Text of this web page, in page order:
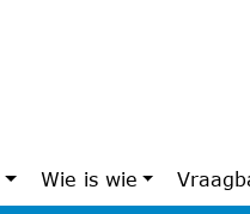
Wie is wie